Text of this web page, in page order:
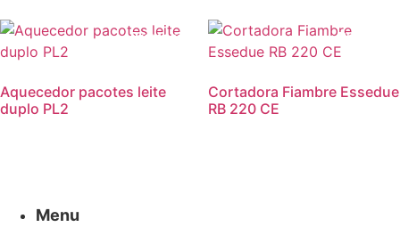
Promoção!
Aquecedor pacotes leite
duplo PL2
Cortadora Fiambre Essedue
RB 220 CE
Menu